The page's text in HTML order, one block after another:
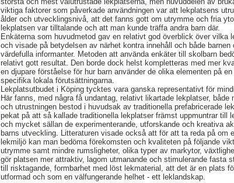
viktiga faktorer som påverkade användningen var att lekplatsens
ålder och utvecklingsnivå, att det fanns gott om utrymme och fria
lekplatsen var tilltalande och att man kunde träffa andra barn där.
Enkäterna som huvudmetod gav en relativt god överblick över vilka
och visade på betydelsen av närhet kontra innehåll och både
värdefulla informanter. Metoden att använda enkäter till skolbarn
relativt gott resultat. Den borde dock helst kompletteras med mer
en djupare förståelse för hur barn använder de olika elementen på
specifika lokala förutsättningarna.
Lekplatsutbudet i Köping tycktes vara ganska representativt för
Här fanns, med några få undantag, relativt likartade lekplatser, både
och utrustningen bestod i huvudsak av traditionella prefabricerade
pekat på att så kallade traditionella lekplatser främst uppmuntrar till
och mycket sällan de experimenterande, utforskande och kreativa
barns utveckling. Litteraturen visade också att för att ta reda på om
lekmiljö kan man bedöma förekomsten och kvaliteten på följande
utrymme samt mindre rumsligheter, olika typer av markytor,
gör platsen mer attraktiv, lagom utmanande och stimulerande fasta
till risktagande, formbarhet med löst lekmaterial, att det är en plats
utformad och som en välfungerande helhet - ett leklandskap.